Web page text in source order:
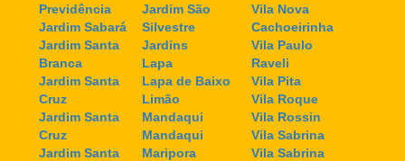
Previdência
Jardim Sabará
Jardim Santa
Branca
Jardim Santa
Cruz
Jardim Santa
Cruz
Jardim Santa
Jardim São
Silvestre
Jardins
Lapa
Lapa de Baixo
Limão
Mandaqui
Mandaqui
Maripora
Vila Nova
Cachoeirinha
Vila Paulo
Raveli
Vila Pita
Vila Roque
Vila Rossin
Vila Sabrina
Vila Sabrina